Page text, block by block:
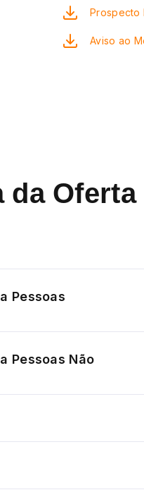
Prospecto
Aviso ao
da Oferta
Pessoas
Pessoas Não